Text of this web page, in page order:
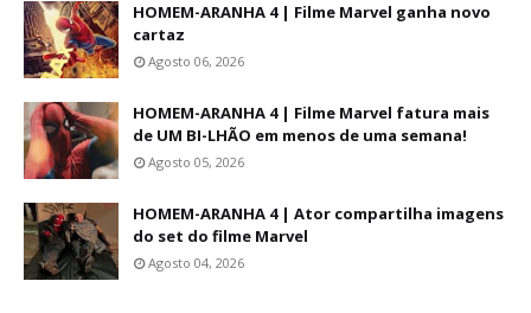
HOMEM-ARANHA 4 | Filme Marvel ganha novo
cartaz
Agosto 06, 2026
HOMEM-ARANHA 4 | Filme Marvel fatura mais
de UM BI-LHÃO em menos de uma semana!
Agosto 05, 2026
HOMEM-ARANHA 4 | Ator compartilha imagens
do set do filme Marvel
Agosto 04, 2026